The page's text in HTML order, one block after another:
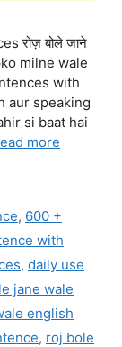
रोज़ बोले जाने
milne wale
with
aur speaking
si baat hai
more
, 600 +
with
, daily use
jane wale
english
, roj bole